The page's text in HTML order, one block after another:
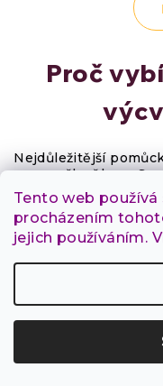
Tento web
procházením
jejich používáním.
Proč
Nejdůležitější
psem a člověkem.
celý proces
zrychlí
správné chování a
Do nabídky
nebo bychom
pejskařům.
dlouhé